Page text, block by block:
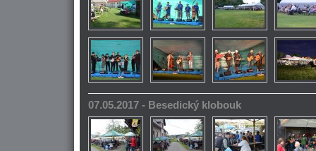
07.05.2017 - Besedický klobouk